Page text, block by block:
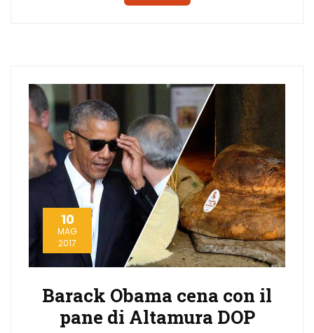
10
MAG
2017
Barack Obama cena con il
pane di Altamura DOP